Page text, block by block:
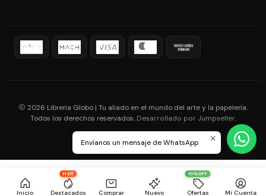
Inicio
HOT
Destacados Comprar Nuevo
10%OFF
Ofertas Mi Cuenta
2026 Libreria Globo | Tu aliado en el mundo del arte y la papelería.
Todos los derechos reservados. Desarrollado por Jumpseller.
Envíanos un mensaje de WhatsApp